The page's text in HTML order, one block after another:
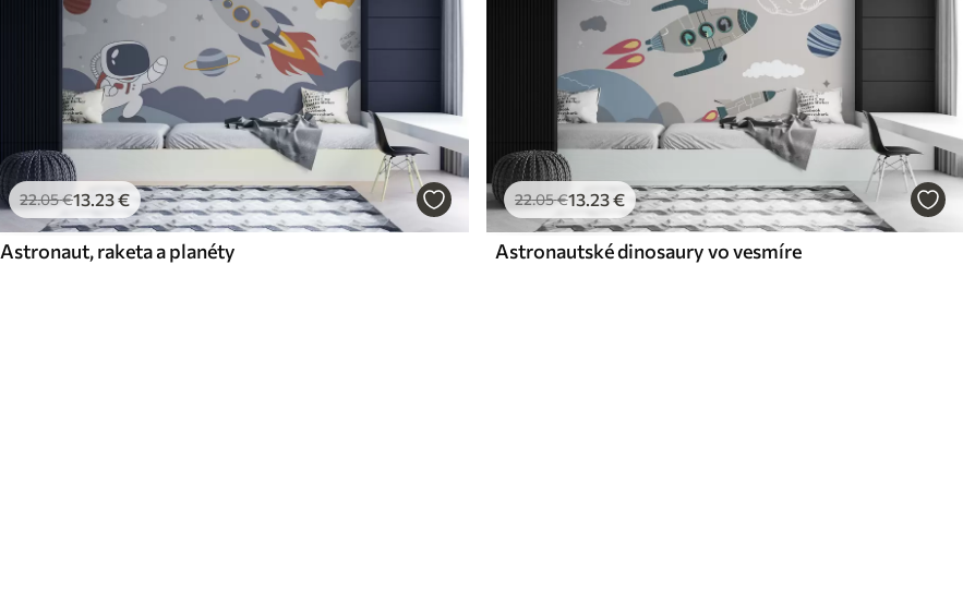
22.05€13 .23€
Astronaut, raketa a planéty
22.05€13.23€
Astronautské dinosaury vo vesmíre